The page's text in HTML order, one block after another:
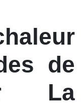
de
La